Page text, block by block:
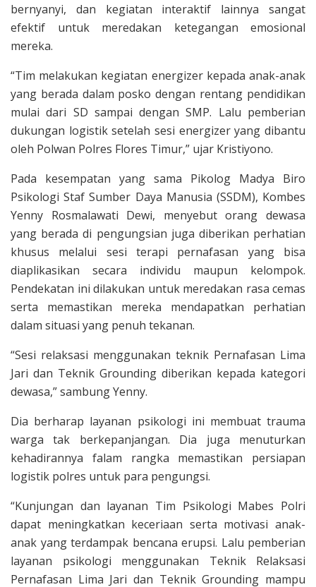
bernyanyi, dan kegiatan interaktif lainnya sangat
efektif untuk meredakan ketegangan emosional
mereka.
“Tim melakukan kegiatan energizer kepada anak-anak
yang berada dalam posko dengan rentang pendidikan
mulai dari SD sampai dengan SMP. Lalu pemberian
dukungan logistik setelah sesi energizer yang dibantu
oleh Polwan Polres Flores Timur,” ujar Kristiyono.
Pada kesempatan yang sama Pikolog Madya Biro
Psikologi Staf Sumber Daya Manusia (SSDM), Kombes
Yenny Rosmalawati Dewi, menyebut orang dewasa
yang berada di pengungsian juga diberikan perhatian
khusus melalui sesi terapi pernafasan yang bisa
diaplikasikan secara individu maupun kelompok.
Pendekatan ini dilakukan untuk meredakan rasa cemas
serta memastikan mereka mendapatkan perhatian
dalam situasi yang penuh tekanan.
“Sesi relaksasi menggunakan teknik Pernafasan Lima
Jari dan Teknik Grounding diberikan kepada kategori
dewasa,” sambung Yenny.
Dia berharap layanan psikologi ini membuat trauma
warga tak berkepanjangan. Dia juga menuturkan
kehadirannya falam rangka memastikan persiapan
logistik polres untuk para pengungsi.
“Kunjungan dan layanan Tim Psikologi Mabes Polri
dapat meningkatkan keceriaan serta motivasi anak-
anak yang terdampak bencana erupsi. Lalu pemberian
layanan psikologi menggunakan Teknik Relaksasi
Pernafasan Lima Jari dan Teknik Grounding mampu